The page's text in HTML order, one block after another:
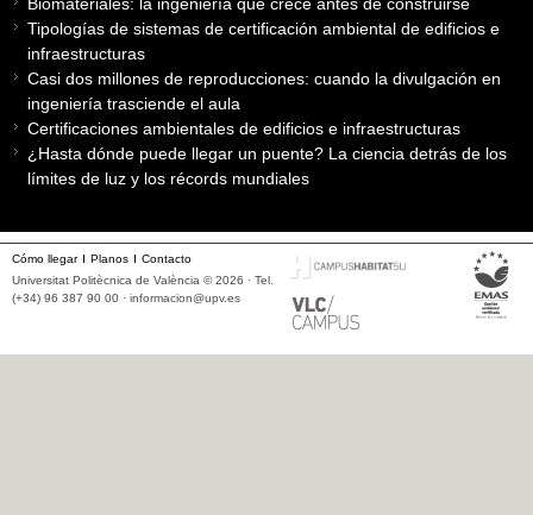
Biomateriales: la ingeniería que crece antes de construirse
Tipologías de sistemas de certificación ambiental de edificios e
infraestructuras
Casi dos millones de reproducciones: cuando la divulgación en
ingeniería trasciende el aula
Certificaciones ambientales de edificios e infraestructuras
¿Hasta dónde puede llegar un puente? La ciencia detrás de los
límites de luz y los récords mundiales
Cómo llegar Planos
Contacto
Universitat Politècnica de València © 2026 · Tel.
(+34) 96 387 90 00 · informacion@upv.es